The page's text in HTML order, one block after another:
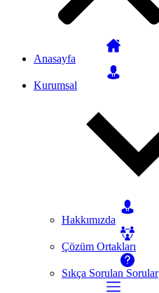
Anasayfa
Kurumsal
Hakkımızda
Çözüm Ortakları
Sıkça Sorulan Sorular